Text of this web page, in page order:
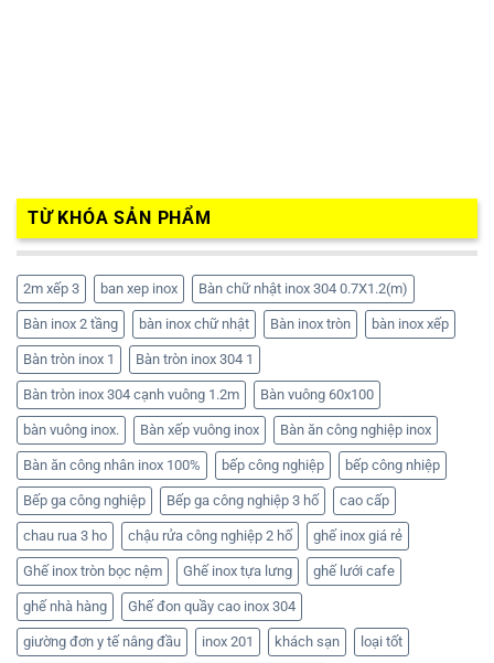
TỪ KHÓA SẢN PHẨM
2m xếp 3 ban xep inox Bàn chữ nhật inox 304 0.7X1.2(m)
Bàn inox 2 tầng bàn inox chữ nhật Bàn inox tròn bàn inox xếp
Bàn tròn inox 1 Bàn tròn inox 304 1
Bàn tròn inox 304 cạnh vuông 1.2m Bàn vuông 60x100
bàn vuông inox. Bàn xếp vuông inox Bàn ăn công nghiệp inox
Bàn ăn công nhân inox 100% bếp công nghiệp bếp công nhiệp
Bếp ga công nghiệp Bếp ga công nghiệp 3 hố cao cấp
chau rua 3 ho chậu rửa công nghiệp 2 hố ghế inox giá rẻ
Ghế inox tròn bọc nệm Ghế inox tựa lưng ghế lưới cafe
ghế nhà hàng Ghế đon quầy cao inox 304
giường đơn y tế nâng đầu inox 201 khách sạn loại tốt